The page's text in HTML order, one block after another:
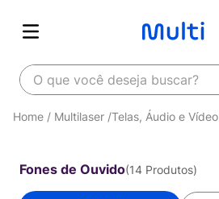
O que você deseja buscar?
Multilaser Telas, Áudio e Vídeo
Fones de Ouvido 14 Produtos